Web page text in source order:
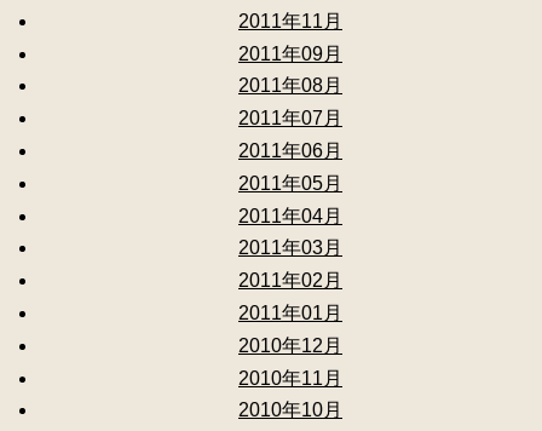
2011年11月
2011年09月
2011年08月
2011年07月
2011年06月
2011年05月
2011年04月
2011年03月
2011年02月
2011年01月
2010年12月
2010年11月
2010年10月